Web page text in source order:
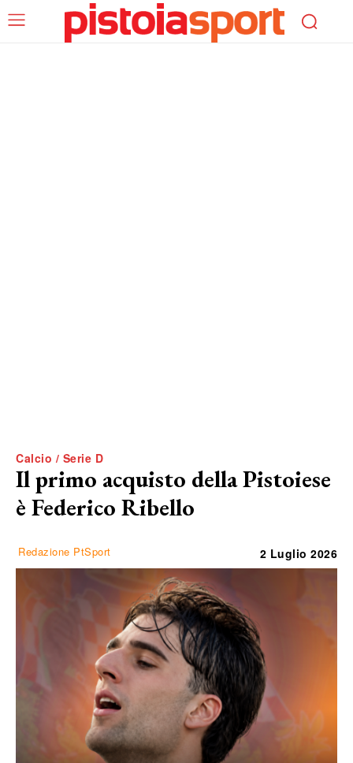
Calcio / Serie D
Il primo acquisto della Pistoiese
è Federico Ribello
Redazione PtSport 2 Luglio 2026